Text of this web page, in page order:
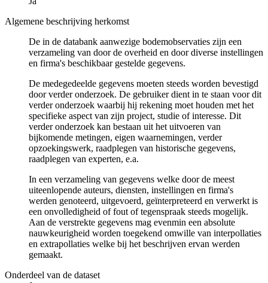
Algemene beschrijving herkomst
De in de databank aanwezige bodemobservaties zijn een
verzameling van door de overheid en door diverse instellingen
en firma's beschikbaar gestelde gegevens.
De medegedeelde gegevens moeten steeds worden bevestigd
door verder onderzoek. De gebruiker dient in te staan voor dit
verder onderzoek waarbij hij rekening moet houden met het
specifieke aspect van zijn project, studie of interesse. Dit
verder onderzoek kan bestaan uit het uitvoeren van
bijkomende metingen, eigen waarnemingen, verder
opzoekingswerk, raadplegen van historische gegevens,
raadplegen van experten, e.a.
In een verzameling van gegevens welke door de meest
uiteenlopende auteurs, diensten, instellingen en firma's
werden genoteerd, uitgevoerd, geïnterpreteerd en verwerkt is
een onvolledigheid of fout of tegenspraak steeds mogelijk.
Aan de verstrekte gegevens mag evenmin een absolute
nauwkeurigheid worden toegekend omwille van interpollaties
en extrapollaties welke bij het beschrijven ervan werden
gemaakt.
Onderdeel van de dataset